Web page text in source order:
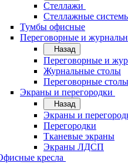
Стеллажи
Стеллажные
Тумбы офисные
Переговорные и
Назад
Переговорные и
Журнальные столы
Переговорные столы
Экраны и перегородки
Назад
Экраны и
Перегородки
Тканевые экраны
Экраны ЛДСП
кресла